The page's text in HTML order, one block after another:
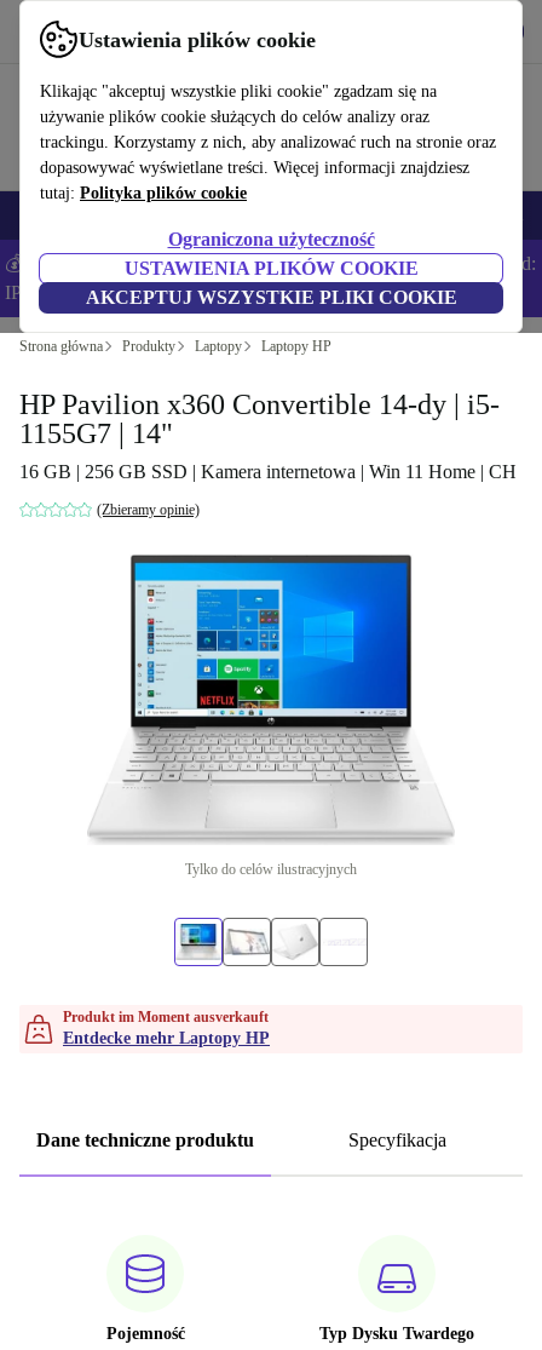
Ustawienia plików cookie
Klikając "akceptuj wszystkie pliki cookie" zgadzam się na
używanie plików cookie służących do celów analizy oraz
trackingu. Korzystamy z nich, aby analizować ruch na stronie oraz
dopasowywać wyświetlane treści. Więcej informacji znajdziesz
tutaj: Polityka plików cookie
Ograniczona użyteczność
USTAWIENIA PLIKÓW COOKIE
AKCEPTUJ WSZYSTKIE PLIKI COOKIE
Korzystaj z refurbed szybko i łatwo
💰Zaoszczędź DODATKOWE 5% na wszystkich iPhone’ach – Kod:
IPHONEDEAL –Regulamin
Strona główna Produkty Laptopy Laptopy HP
HP Pavilion x360 Convertible 14-dy | i5-
1155G7 | 14"
16 GB | 256 GB SSD | Kamera internetowa | Win 11 Home | CH
(Zbieramy opinie)
Tylko do celów ilustracyjnych
Produkt im Moment ausverkauft
Entdecke mehr Laptopy HP
Dane techniczne produktu Specyfikacja
Pojemność
Typ Dysku Twardego